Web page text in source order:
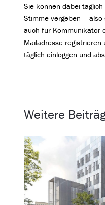
Sie können dabei
Stimme vergeben –
auch für Kommunikator
Mailadresse registrieren
täglich einloggen und
Weitere